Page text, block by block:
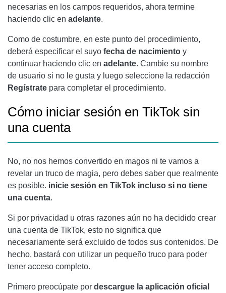
necesarias en los campos requeridos, ahora termine
haciendo clic en adelante.
Como de costumbre, en este punto del procedimiento,
deberá especificar el suyo fecha de nacimiento y
continuar haciendo clic en adelante. Cambie su nombre
de usuario si no le gusta y luego seleccione la redacción
Regístrate para completar el procedimiento.
Cómo iniciar sesión en TikTok sin
una cuenta
No, no nos hemos convertido en magos ni te vamos a
revelar un truco de magia, pero debes saber que realmente
es posible. inicie sesión en TikTok incluso si no tiene
una cuenta.
Si por privacidad u otras razones aún no ha decidido crear
una cuenta de TikTok, esto no significa que
necesariamente será excluido de todos sus contenidos. De
hecho, bastará con utilizar un pequeño truco para poder
tener acceso completo.
Primero preocúpate por descargue la aplicación oficial